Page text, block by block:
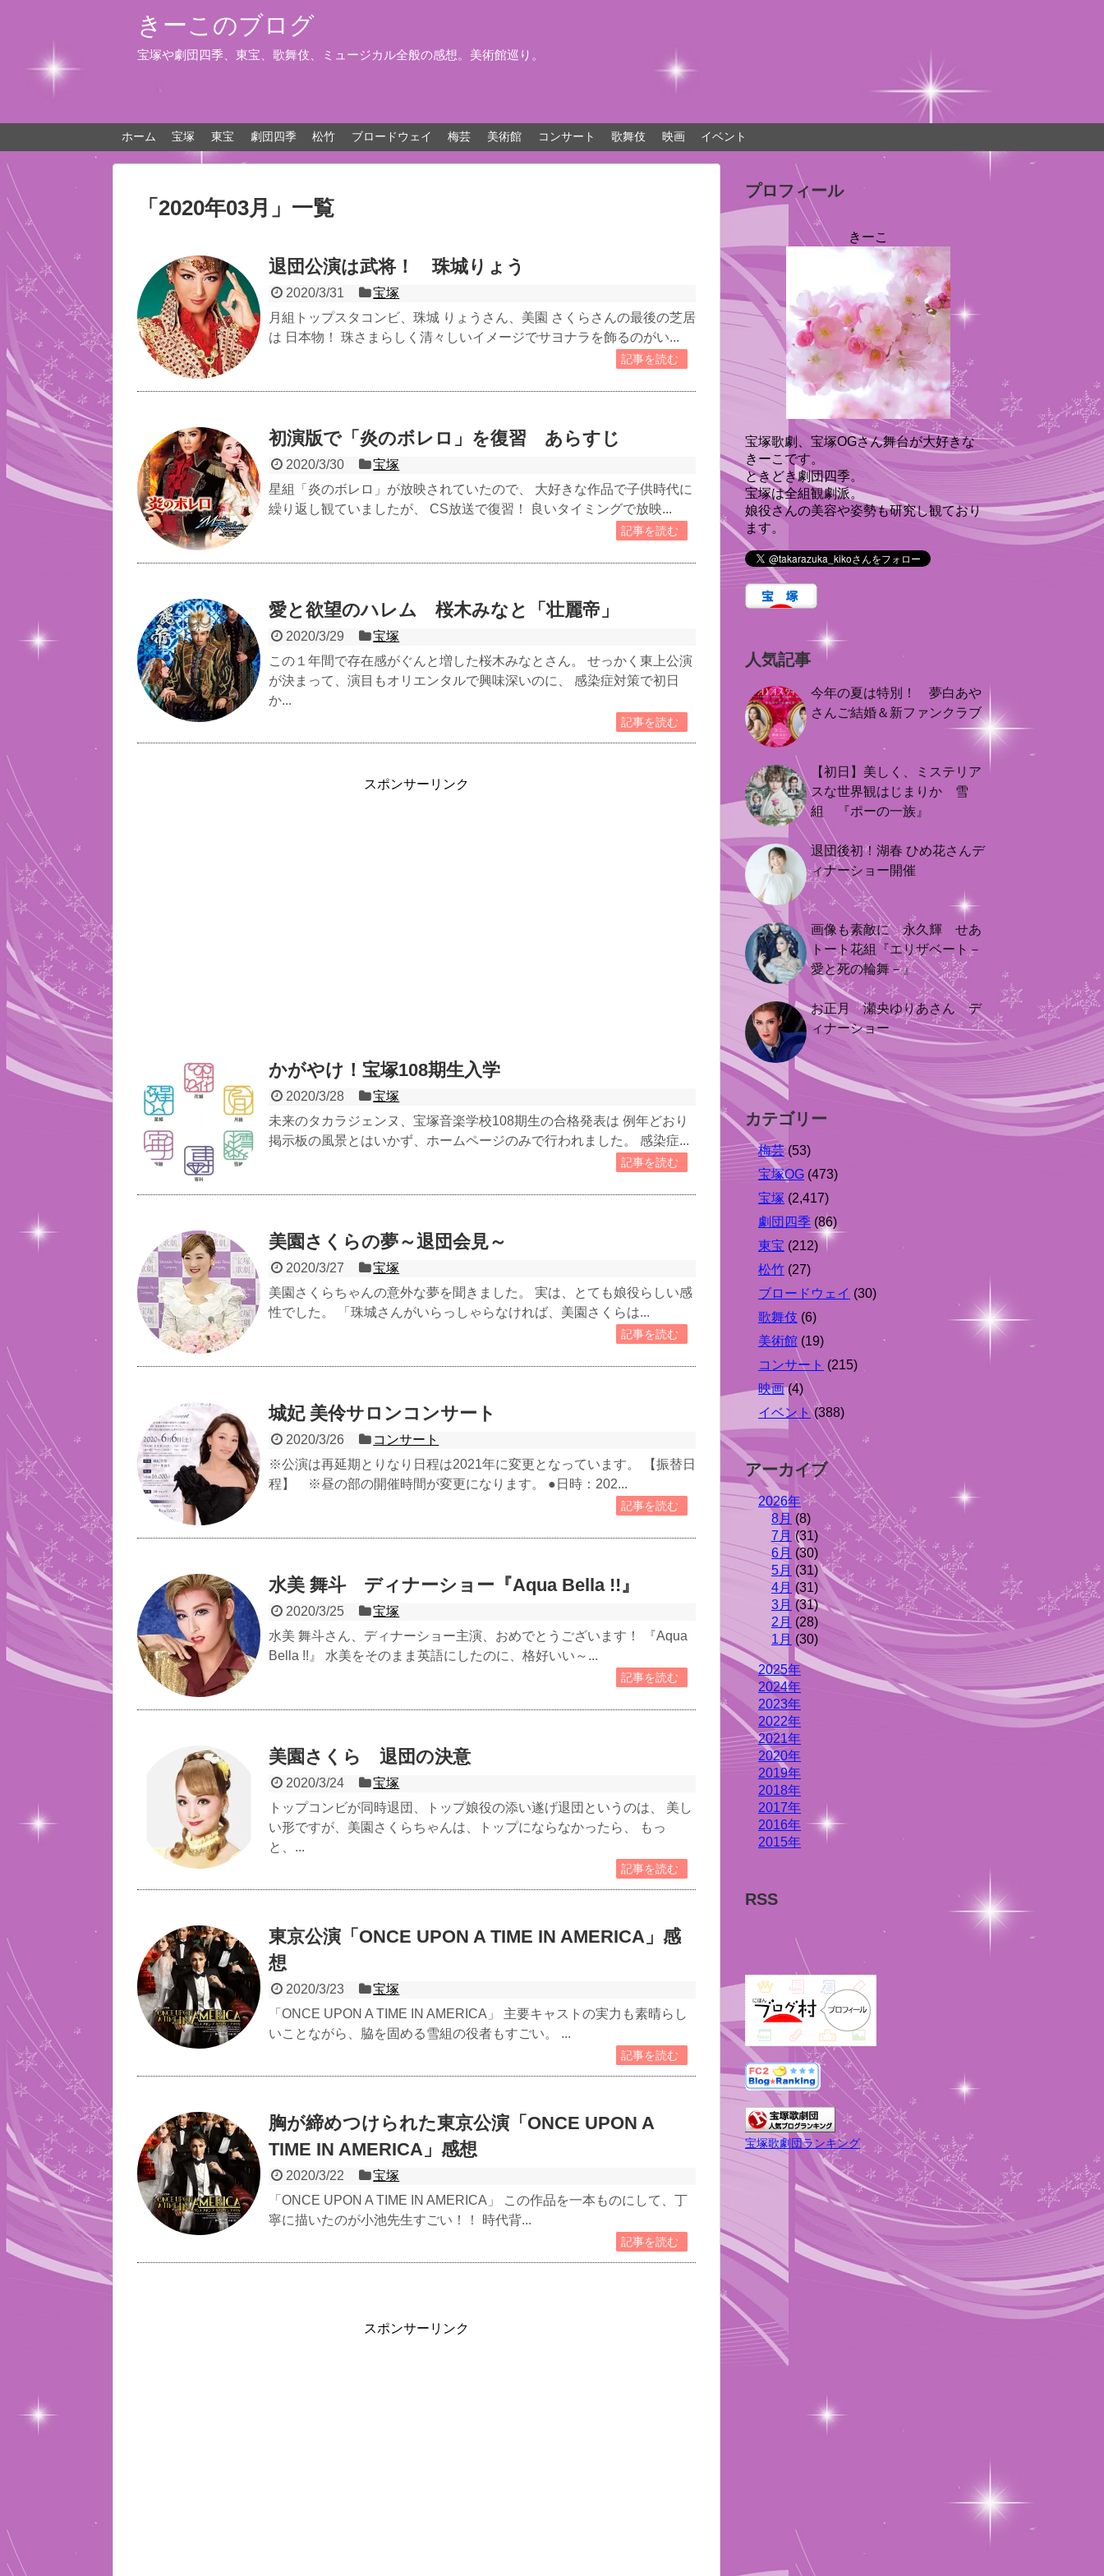
きーこのブログ
宝塚や劇団四季、東宝、歌舞伎、ミュージカル全般の感想。美術館巡り。
ホーム 宝塚 東宝 劇団四季 松竹 ブロードウェイ 梅芸 美術館 コンサート 歌舞伎 映画 イベント
「 2020年03月 」 一覧
退団公演は武将！ 珠城りょう
2020/3/31
宝塚
月組トップスタコンビ、珠城 りょうさん、美園 さくらさんの最後の芝居
は 日本物！ 珠さまらしく清々しいイメージでサヨナラを飾るのがい...
記事を読む
初演版で「炎のボレロ」を復習 あらすじ
2020/3/30
宝塚
星組「炎のボレロ」が放映されていたので、 大好きな作品で子供時代に
繰り返し観ていましたが、 CS放送で復習！ 良いタイミングで放映...
記事を読む
愛と欲望のハレム 桜木みなと「壮麗帝」
2020/3/29
宝塚
この１年間で存在感がぐんと増した桜木みなとさん。 せっかく東上公演
が決まって、演目もオリエンタルで興味深いのに、 感染症対策で初日
か...
記事を読む
スポンサーリンク
かがやけ！宝塚108期生入学
2020/3/28
宝塚
未来のタカラジェンヌ、宝塚音楽学校108期生の合格発表は 例年どおり
掲示板の風景とはいかず、ホームページのみで行われました。 感染症...
記事を読む
美園さくらの夢～退団会見～
2020/3/27
宝塚
美園さくらちゃんの意外な夢を聞きました。 実は、とても娘役らしい感
性でした。 「珠城さんがいらっしゃらなければ、美園さくらは...
記事を読む
城妃 美伶サロンコンサート
2020/3/26
コンサート
※公演は再延期とりなり日程は2021年に変更となっています。 【振替日
程】 ※昼の部の開催時間が変更になります。 ●日時：202...
記事を読む
水美 舞斗 ディナーショー『Aqua Bella !!』
2020/3/25
宝塚
水美 舞斗さん、ディナーショー主演、おめでとうございます！ 『Aqua
Bella !!』 水美をそのまま英語にしたのに、格好いい～...
記事を読む
美園さくら 退団の決意
2020/3/24
宝塚
トップコンビが同時退団、トップ娘役の添い遂げ退団というのは、 美し
い形ですが、美園さくらちゃんは、トップにならなかったら、 もっ
と、...
記事を読む
東京公演「ONCE UPON A TIME IN AMERICA」感
想
2020/3/23
宝塚
「ONCE UPON A TIME IN AMERICA」 主要キャストの実力も素晴らし
いことながら、脇を固める雪組の役者もすごい。 ...
記事を読む
胸が締めつけられた東京公演「ONCE UPON A
TIME IN AMERICA」感想
2020/3/22
宝塚
「ONCE UPON A TIME IN AMERICA」 この作品を一本ものにして、丁
寧に描いたのが小池先生すごい！！ 時代背...
記事を読む
スポンサーリンク
プロフィール
きーこ
宝塚歌劇、宝塚OGさん舞台が大好きな
きーこです。
ときどき劇団四季。
宝塚は全組観劇派。
娘役さんの美容や姿勢も研究し観ており
ます。
人気記事
今年の夏は特別！ 夢白あや
さんご結婚＆新ファンクラブ
【初日】美しく、ミステリア
スな世界観はじまりか 雪
組 『ポーの一族』
退団後初！湖春 ひめ花さんデ
ィナーショー開催
画像も素敵に 永久輝 せあ
トート花組『エリザベート－
愛と死の輪舞－』
お正月 瀬央ゆりあさん デ
ィナーショー
カテゴリー
梅芸(53)
宝塚OG (473)
宝塚 (2,417)
劇団四季 (86)
東宝 (212)
松竹 (27)
ブロードウェイ (30)
歌舞伎 (6)
美術館 (19)
コンサート (215)
映画(4)
イベント(388)
アーカイブ
2026年
8月 (8)
7月 (31)
6月 (30)
5月 (31)
4月 (31)
3月 (31)
2月 (28)
1月 (30)
2025年
2024年
2023年
2022年
2021年
2020年
2019年
2018年
2017年
2016年
2015年
RSS
宝塚歌劇団ランキング